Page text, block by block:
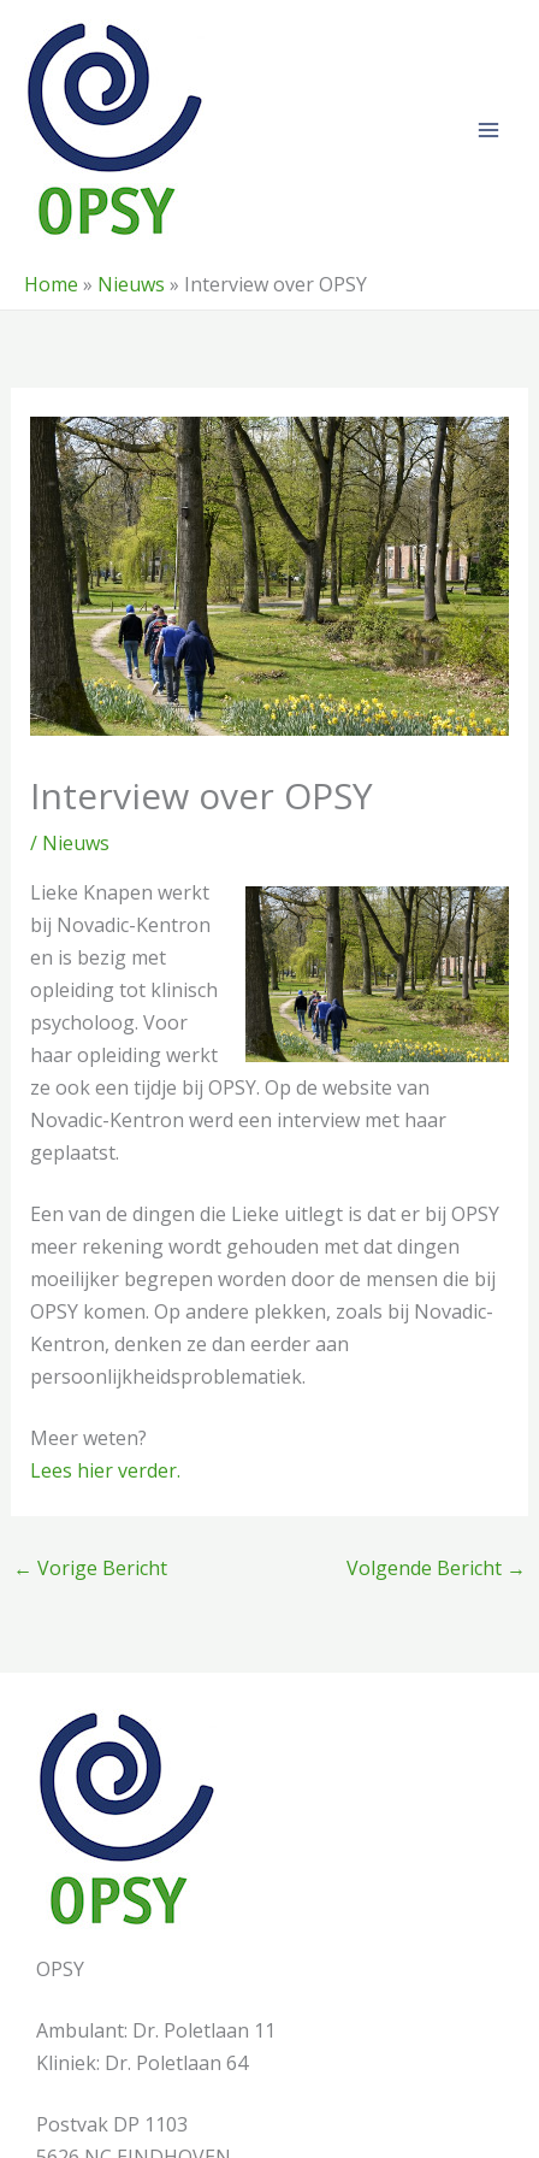
naar
inhoud
Home » Nieuws » Interview over OPSY
Interview over OPSY
/ Nieuws
Lieke Knapen werkt
bij Novadic-Kentron
en is bezig met
opleiding tot klinisch
psycholoog. Voor
haar opleiding werkt
ze ook een tijdje bij OPSY. Op de website van
Novadic-Kentron werd een interview met haar
geplaatst.
Een van de dingen die Lieke uitlegt is dat er bij OPSY
meer rekening wordt gehouden met dat dingen
moeilijker begrepen worden door de mensen die bij
OPSY komen. Op andere plekken, zoals bij Novadic-
Kentron, denken ze dan eerder aan
persoonlijkheidsproblematiek.
Meer weten?
Lees hier verder.
← Vorige Bericht Volgende Bericht →
OPSY
Ambulant: Dr. Poletlaan 11
Kliniek: Dr. Poletlaan 64
Postvak DP 1103